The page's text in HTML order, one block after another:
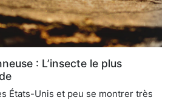
: L’insecte le plus
États-Unis et peu se montrer très